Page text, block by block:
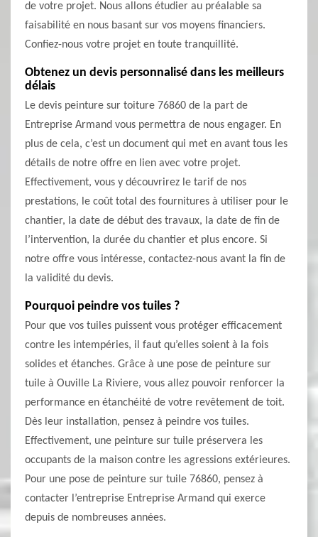
de votre projet. Nous allons étudier au préalable sa
faisabilité en nous basant sur vos moyens financiers.
Confiez-nous votre projet en toute tranquillité.
Obtenez un devis personnalisé dans les meilleurs
délais
Le devis peinture sur toiture 76860 de la part de
Entreprise Armand vous permettra de nous engager. En
plus de cela, c’est un document qui met en avant tous les
détails de notre offre en lien avec votre projet.
Effectivement, vous y découvrirez le tarif de nos
prestations, le coût total des fournitures à utiliser pour le
chantier, la date de début des travaux, la date de fin de
l’intervention, la durée du chantier et plus encore. Si
notre offre vous intéresse, contactez-nous avant la fin de
la validité du devis.
Pourquoi peindre vos tuiles ?
Pour que vos tuiles puissent vous protéger efficacement
contre les intempéries, il faut qu’elles soient à la fois
solides et étanches. Grâce à une pose de peinture sur
tuile à Ouville La Riviere, vous allez pouvoir renforcer la
performance en étanchéité de votre revêtement de toit.
Dès leur installation, pensez à peindre vos tuiles.
Effectivement, une peinture sur tuile préservera les
occupants de la maison contre les agressions extérieures.
Pour une pose de peinture sur tuile 76860, pensez à
contacter l’entreprise Entreprise Armand qui exerce
depuis de nombreuses années.